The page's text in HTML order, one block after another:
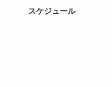
スケジュール